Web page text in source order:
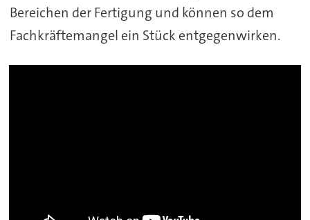
Bereichen der Fertigung und können so dem
Fachkräftemangel ein Stück entgegenwirken.